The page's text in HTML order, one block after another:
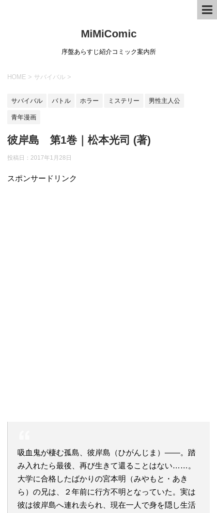
MiMiComic
序盤あらすじ紹介コミック案内所
HOME > サバイバル >
サバイバル バトル ホラー ミステリー 男性主人公
青年漫画
彼岸島 第1巻｜松本光司 (著)
投稿日： 2017年1月28日
スポンサードリンク
吸血鬼が棲む孤島、彼岸島（ひがんじま）――。踏
み入れたら最後、再び生きて還ることはない……。
大学に合格したばかりの宮本明（みやもと・あき
ら）の兄は、２年前に行方不明となっていた。実は
彼は彼岸島へ連れ去られ、現在一人で身を隠し生活